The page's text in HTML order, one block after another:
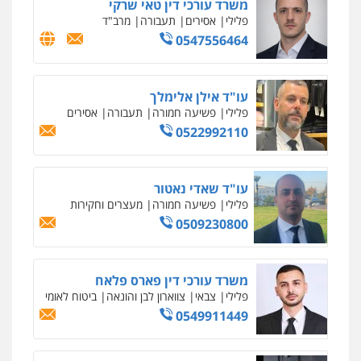
עו"ד נס בן נתן
פלילי כלכלי פשיעה חמורה נוער
0505555110
עו"ד משה פלמור
פלילי כלכלי צווארון לבן עורכי דין לענייני
אסירים
0549732303
סלימאן אבו שעירה – משרד עורכי דין
פלילי בטחוני צבאי נזיקין
0547780927
עו"ד אסף גונן
פלילי פשע חמור תעבורה צבא מעצרים
וחקירות
0542255161